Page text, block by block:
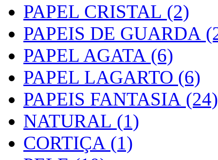
PAPEL CRISTAL (2)
PAPEIS DE GUARDA
PAPEL AGATA (6)
PAPEL LAGARTO (6)
PAPEIS FANTASIA (24)
NATURAL (1)
CORTIÇA (1)